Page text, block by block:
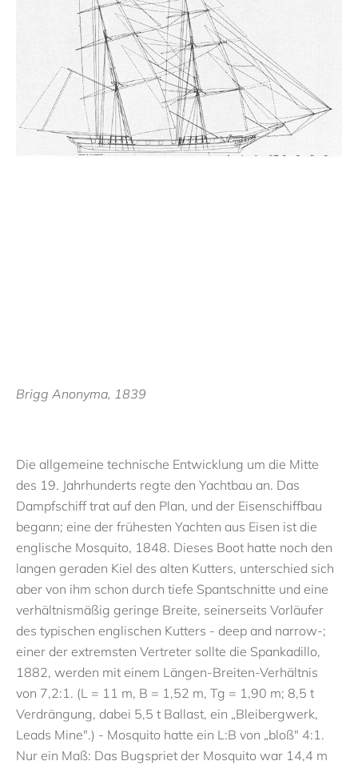
Brigg Anonyma, 1839
Die allgemeine technische Entwicklung um die Mitte
des 19. Jahrhunderts regte den Yachtbau an. Das
Dampfschiff trat auf den Plan, und der Eisenschiffbau
begann; eine der frühesten Yachten aus Eisen ist die
englische Mosquito, 1848. Dieses Boot hatte noch den
langen geraden Kiel des alten Kutters, unterschied sich
aber von ihm schon durch tiefe Spantschnitte und eine
verhältnismäßig geringe Breite, seinerseits Vorläufer
des typischen englischen Kutters - deep and narrow-;
einer der extremsten Vertreter sollte die Spankadillo,
1882, werden mit einem Längen-Breiten-Verhältnis
von 7,2:1. (L = 11 m, B = 1,52 m, Tg = 1,90 m; 8,5 t
Verdrängung, dabei 5,5 t Ballast, ein „Bleibergwerk,
Leads Mine".) - Mosquito hatte ein L:B von „bloß" 4:1.
Nur ein Maß: Das Bugspriet der Mosquito war 14,4 m